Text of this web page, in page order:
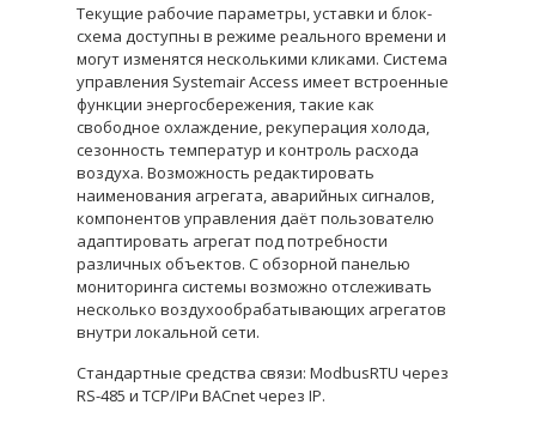
Текущие рабочие параметры, уставки и блок-
схема доступны в режиме реального времени и
могут изменятся несколькими кликами. Система
управления Systemair Access имеет встроенные
функции энергосбережения, такие как
свободное охлаждение, рекуперация холода,
сезонность температур и контроль расхода
воздуха. Возможность редактировать
наименования агрегата, аварийных сигналов,
компонентов управления даёт пользователю
адаптировать агрегат под потребности
различных объектов. С обзорной панелью
мониторинга системы возможно отслеживать
несколько воздухообрабатывающих агрегатов
внутри локальной сети.
Стандартные средства связи: ModbusRTU через
RS-485 и TCP/IPи BACnet через IP.